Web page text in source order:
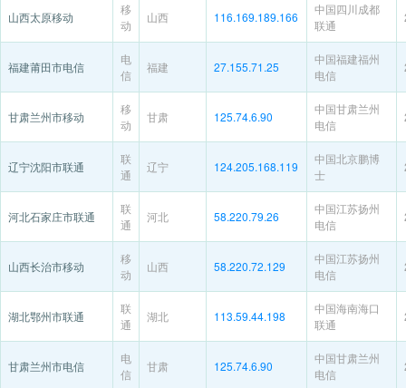
山西太原移动
移
动
山西 116.169.189.166
中国四川成都
联通
福建莆田市电信
电
信
福建 27.155.71.25
中国福建福州
电信
甘肃兰州市移动
移
动
甘肃 125.74.6.90
中国甘肃兰州
电信
辽宁沈阳市联通
联
通
辽宁 124.205.168.119
中国北京鹏博
士
河北石家庄市联通
联
通
河北 58.220.79.26
中国江苏扬州
电信
山西长治市移动
移
动
山西 58.220.72.129
中国江苏扬州
电信
湖北鄂州市联通
联
通
湖北 113.59.44.198
中国海南海口
联通
甘肃兰州市电信
电
信
甘肃 125.74.6.90
中国甘肃兰州
电信